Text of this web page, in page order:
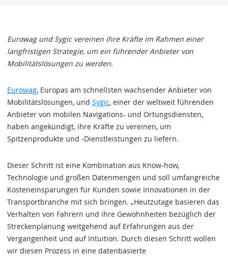
Eurowag und Sygic vereinen ihre Kräfte im Rahmen einer
langfristigen Strategie, um ein führender Anbieter von
Mobilitätslösungen zu werden.
Eurowag, Europas am schnellsten wachsender Anbieter von
Mobilitätslösungen, und Sygic, einer der weltweit führenden
Anbieter von mobilen Navigations- und Ortungsdiensten,
haben angekündigt, ihre Kräfte zu vereinen, um
Spitzenprodukte und -Dienstleistungen zu liefern.
Dieser Schritt ist eine Kombination aus Know-how,
Technologie und großen Datenmengen und soll umfangreiche
Kosteneinsparungen für Kunden sowie Innovationen in der
Transportbranche mit sich bringen. „Heutzutage basieren das
Verhalten von Fahrern und ihre Gewohnheiten bezüglich der
Streckenplanung weitgehend auf Erfahrungen aus der
Vergangenheit und auf Intuition. Durch diesen Schritt wollen
wir diesen Prozess in eine datenbasierte